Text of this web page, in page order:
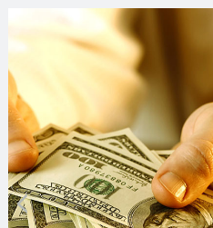
水
流
水
务
项
目
新
闻
资
讯
品
牌
故
联
系